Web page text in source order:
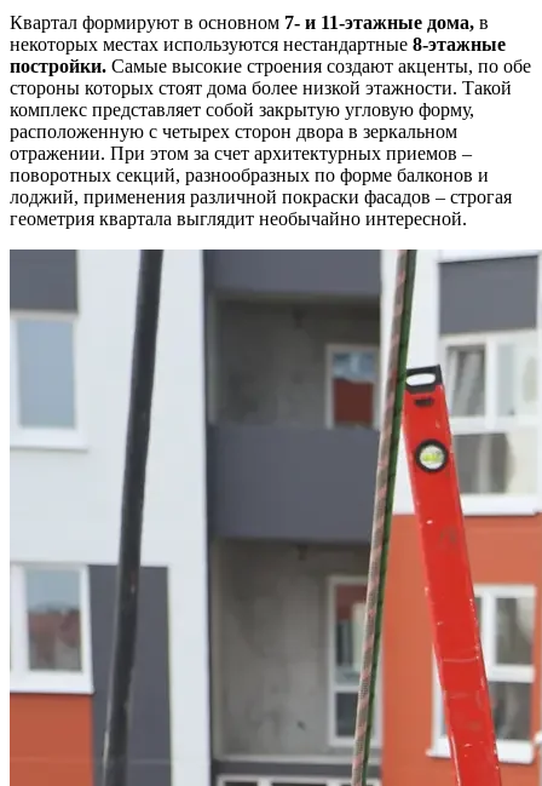
Квартал формируют в основном 7- и 11-этажные дома, в
некоторых местах используются нестандартные 8-этажные
постройки. Самые высокие строения создают акценты, по обе
стороны которых стоят дома более низкой этажности. Такой
комплекс представляет собой закрытую угловую форму,
расположенную с четырех сторон двора в зеркальном
отражении. При этом за счет архитектурных приемов –
поворотных секций, разнообразных по форме балконов и
лоджий, применения различной покраски фасадов – строгая
геометрия квартала выглядит необычайно интересной.